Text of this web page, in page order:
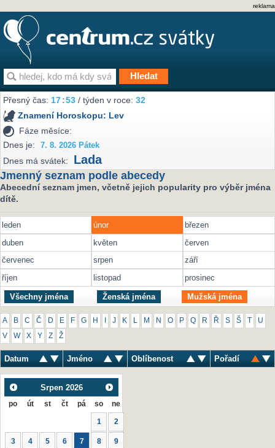
reklama
Přesný čas:17 53 / týden v roce:32
Znamení Horoskopu: Lev
Fáze měsíce:
Dnes je:
7. 8. 2026 Pátek
Dnes má svátek: Lada
Jmenný seznam podle abecedy
Abecední seznam jmen, včetně jejich popularity pro výběr jména
dítě.
leden únor
březen
duben
květen
červen
červenec
srpen
září
říjen
listopad prosinec
Všechny jména Ženská jména Mužská jména
A B C Č D E F G H J K M N O P Q R Ř S Š U
V W X Y Z Ž
Datum Jméno Oblíbenost Pořadí
Srpen 2026
po út st čt pá so ne
1 2
3 4 5 6 7 8 9